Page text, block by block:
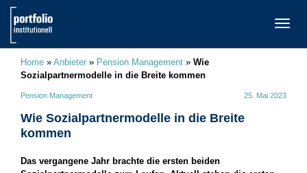
Home » Anbieter » Pension Management » Wie
Sozialpartnermodelle in die Breite kommen
Pension Management 25. Mai 2023
Wie Sozialpartnermodelle in die Breite
kommen
Das vergangene Jahr brachte die ersten beiden